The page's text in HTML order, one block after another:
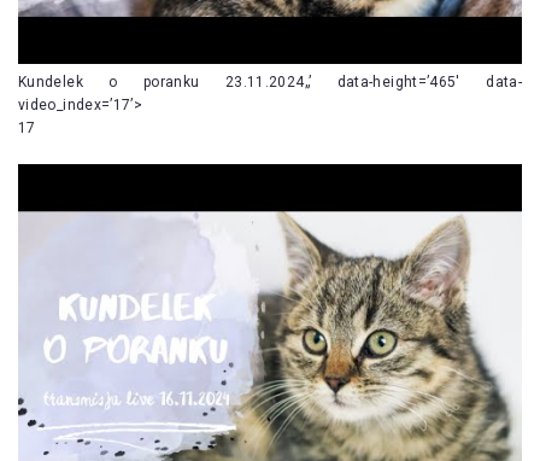
Kundelek o poranku 23.11.2024„’ data-height=’465′ data-
video_index=’17’>
17